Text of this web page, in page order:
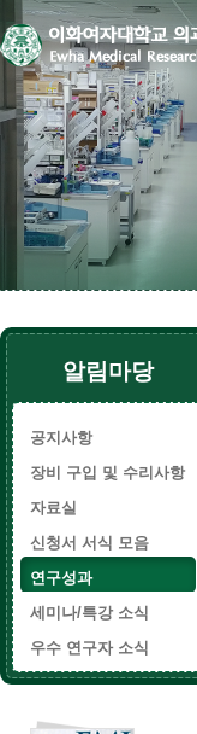
알림마당
공지사항
장비 구입 및 수리사항
자료실
신청서 서식 모음
연구성과
세미나/특강 소식
우수 연구자 소식